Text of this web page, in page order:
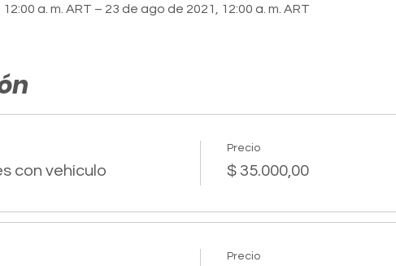
a. m. ART – 23 de ago de 2021, 12:00 a. m. ART
con vehículo
Precio
$ 35.000,00
Precio